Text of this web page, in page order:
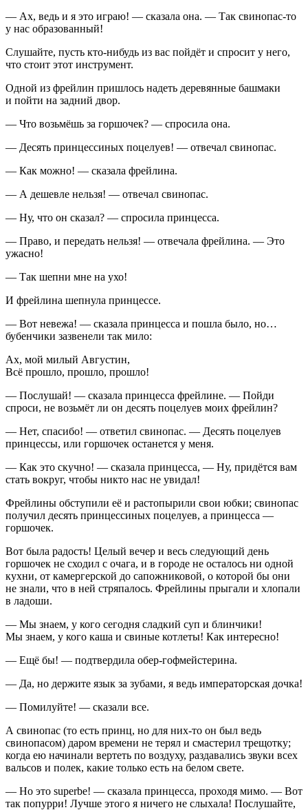
— Ах, ведь и я это играю! — сказала она. — Так свинопас-то
у нас образованный!
Слушайте, пусть кто-нибудь из вас пойдёт и спросит у него,
что стоит этот инструмент.
Одной из фрейлин пришлось надеть деревянные башмаки
и пойти на задний двор.
— Что возьмёшь за горшочек? — спросила она.
— Десять принцессиных поцелуев! — отвечал свинопас.
— Как можно! — сказала фрейлина.
— А дешевле нельзя! — отвечал свинопас.
— Ну, что он сказал? — спросила принцесса.
— Право, и передать нельзя! — отвечала фрейлина. — Это
ужасно!
— Так шепни мне на ухо!
И фрейлина шепнула принцессе.
— Вот невежа! — сказала принцесса и пошла было, но…
бубенчики зазвенели так мило:
Ах, мой милый Августин,
Всё прошло, прошло, прошло!
— Послушай! — сказала принцесса фрейлине. — Пойди
спроси, не возьмёт ли он десять поцелуев моих фрейлин?
— Нет, спасибо! — ответил свинопас. — Десять поцелуев
принцессы, или горшочек останется у меня.
— Как это скучно! — сказала принцесса, — Ну, придётся вам
стать вокруг, чтобы никто нас не увидал!
Фрейлины обступили её и растопырили свои юбки; свинопас
получил десять принцессиных поцелуев, а принцесса —
горшочек.
Вот была радость! Целый вечер и весь следующий день
горшочек не сходил с очага, и в городе не осталось ни одной
кухни, от камергерской до сапожниковой, о которой бы они
не знали, что в ней стряпалось. Фрейлины прыгали и хлопали
в ладоши.
— Мы знаем, у кого сегодня сладкий суп и блинчики!
Мы знаем, у кого каша и свиные котлеты! Как интересно!
— Ещё бы! — подтвердила обер-гофмейстерина.
— Да, но держите язык за зубами, я ведь императорская дочка!
— Помилуйте! — сказали все.
А свинопас (то есть принц, но для них-то он был ведь
свинопасом) даром времени не терял и смастерил трещотку;
когда ею начинали вертеть по воздуху, раздавались звуки всех
вальсов и полек, какие только есть на белом свете.
— Но это superbe! — сказала принцесса, проходя мимо. — Вот
так попурри! Лучше этого я ничего не слыхала! Послушайте,